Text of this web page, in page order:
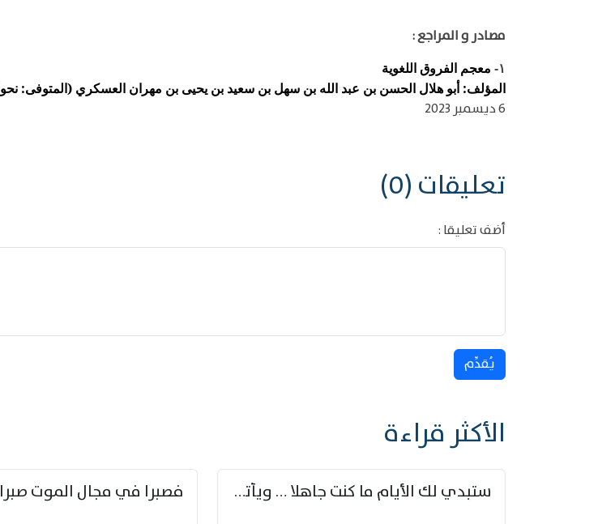
مصادر و المراجع :
١-
معجم الفروق اللغوية
المؤلف: أبو هلال الحسن بن عبد الله بن سهل بن سعيد بن يحيى بن مهران العسكري (المتوفى: نحو 395هـ)
6 ديسمبر 2023
تعليقات (0)
أضف تعليقا :
يُقدِّم
الأكثر قراءة
ستبدي لك الأيام ما كنت جاهلا … ويأتيك بالأخبار من لم تزوّد